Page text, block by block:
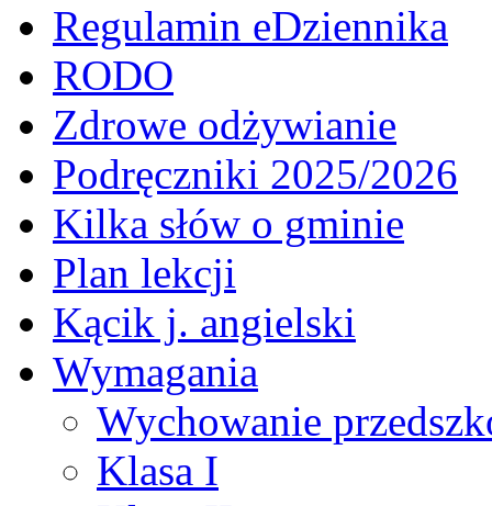
Regulamin eDziennika
RODO
Zdrowe odżywianie
Podręczniki 2025/2026
Kilka słów o gminie
Plan lekcji
Kącik j. angielski
Wymagania
Wychowanie
Klasa I